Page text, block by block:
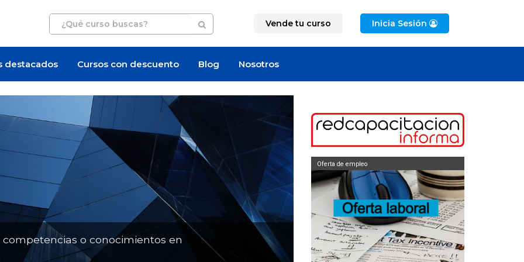
Vende tu curso Inicia Sesión
destacados Cursos con descuento Blog Nosotros
o conocimientos en
Busqueda AUDITOR DE
Oferta de empleo Oferta de empleo